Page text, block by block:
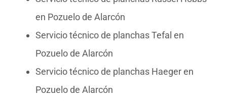
en Pozuelo de Alarcón
Servicio técnico de planchas Tefal en
Pozuelo de Alarcón
Servicio técnico de planchas Haeger en
Pozuelo de Alarcón